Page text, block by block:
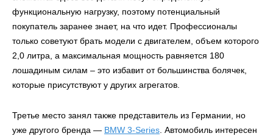
функциональную нагрузку, поэтому потенциальный
покупатель заранее знает, на что идет. Профессионалы
только советуют брать модели с двигателем, объем которого
2,0 литра, а максимальная мощность равняется 180
лошадиным силам – это избавит от большинства болячек,
которые присутствуют у других агрегатов.
Третье место занял также представитель из Германии, но
уже другого бренда — BMW 3-Series . Автомобиль интересен